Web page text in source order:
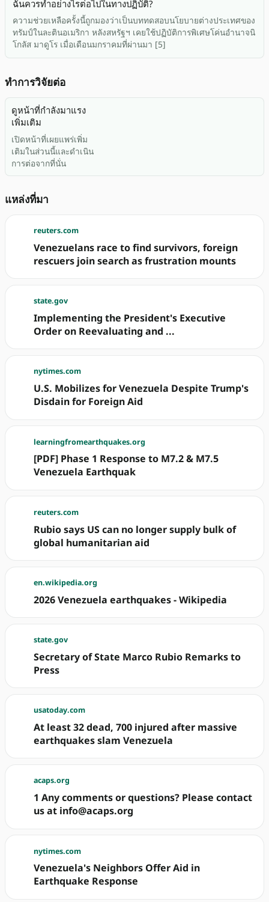
ฉันควรทำอย่างไรต่อไปในทางปฏิบัติ?
ความช่วยเหลือครั้งนี้ถูกมองว่าเป็นบททดสอบนโยบายต่างประเทศของ
ทรัมป์ในละตินอเมริกา หลังสหรัฐฯ เคยใช้ปฏิบัติการพิเศษโค่นอำนาจนิ
โกลัส มาดูโร เมื่อเดือนมกราคมที่ผ่านมา [5]
ทำการวิจัยต่อ
ดูหน้าที่กำลังมาแรง
เพิ่มเติม
เปิดหน้าที่เผยแพร่เพิ่ม
เติมในส่วนนี้และดำเนิน
การต่อจากที่นั่น
แหล่งที่มา
reuters.com
Venezuelans race to find survivors, foreign
rescuers join search as frustration mounts
state.gov
Implementing the President's Executive
Order on Reevaluating and ...
nytimes.com
U.S. Mobilizes for Venezuela Despite Trump's
Disdain for Foreign Aid
learningfromearthquakes.org
[PDF] Phase 1 Response to M7.2 & M7.5
Venezuela Earthquak
reuters.com
Rubio says US can no longer supply bulk of
global humanitarian aid
en.wikipedia.org
2026 Venezuela earthquakes - Wikipedia
state.gov
Secretary of State Marco Rubio Remarks to
Press
usatoday.com
At least 32 dead, 700 injured after massive
earthquakes slam Venezuela
acaps.org
1 Any comments or questions? Please contact
us at info@acaps.org
nytimes.com
Venezuela's Neighbors Offer Aid in
Earthquake Response